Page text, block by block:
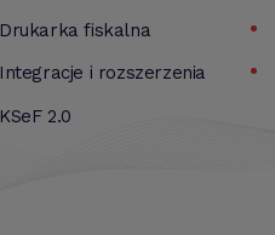
Drukarka fiskalna
Integracje i rozszerzenia
KSeF 2.0